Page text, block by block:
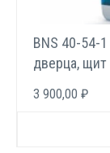
BNS 40-54-
дверца,
3 900,00 ₽